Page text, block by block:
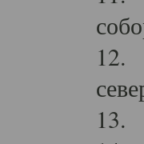
12.
13.